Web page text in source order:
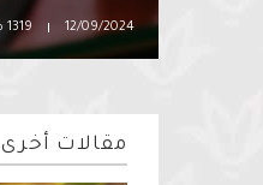
12/09/2024 1319 مشاهدات
مقالات أخرى